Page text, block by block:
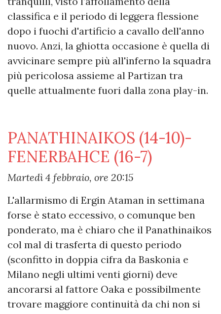
classifica e il periodo di leggera flessione
dopo i fuochi d'artificio a cavallo dell'anno
nuovo. Anzi, la ghiotta occasione è quella di
avvicinare sempre più all'inferno la squadra
più pericolosa assieme al Partizan tra
quelle attualmente fuori dalla zona play-in.
PANATHINAIKOS (14-10)-
FENERBAHCE (16-7)
Martedì 4 febbraio, ore 20:15
L'allarmismo di Ergin Ataman in settimana
forse è stato eccessivo, o comunque ben
ponderato, ma è chiaro che il Panathinaikos
col mal di trasferta di questo periodo
(sconfitto in doppia cifra da Baskonia e
Milano negli ultimi venti giorni) deve
ancorarsi al fattore Oaka e possibilmente
trovare maggiore continuità da chi non si